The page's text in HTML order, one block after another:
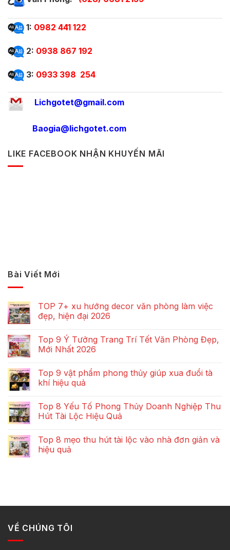
1: 0982 441 122
2: 0938 867 192
3: 0933 398 254
Lichgotet@gmail.com
Baogia@lichgotet.com
LIKE FACEBOOK NHẬN KHUYẾN MÃI
Bài Viết Mới
TOP 7+ xu hướng decor văn phòng làm việc
đẹp, hiện đại 2026
Top 9 Ý Tưởng Trang Trí Tết Văn Phòng Đẹp,
Mới Nhất 2026
Top 9 vật phẩm phong thủy giúp xua đuổi tà
khí hiệu quả
Top 8 Yếu Tố Phong Thủy Doanh Nghiệp Thu
Hút Tài Lộc Hiệu Quả
Top 8 mẹo thu hút tài lộc vào nhà đơn giản và
hiệu quả
VỀ CHÚNG TÔI